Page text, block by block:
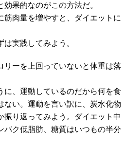
果的なのがこの方法だ。
筋肉量を増やすと、ダイエットに
実践してみよう。
リーを上回っていないと体重は落
に、運動しているのだから何を食
ない。運動を言い訳に、炭水化物
振り返ってみよう。ダイエット中
パク低脂肪、糖質はいつもの半分